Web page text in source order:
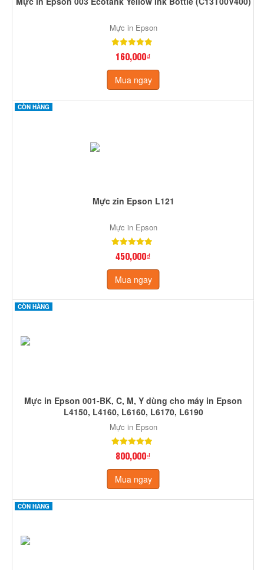
Mực in Epson
160,000₫
Mua ngay
CÒN HÀNG
Mực zin Epson L121
Mực in Epson
450,000₫
Mua ngay
CÒN HÀNG
Mực in Epson 001-BK, C, M, Y dùng cho máy in Epson
L4150, L4160, L6160, L6170, L6190
Mực in Epson
800,000₫
Mua ngay
CÒN HÀNG